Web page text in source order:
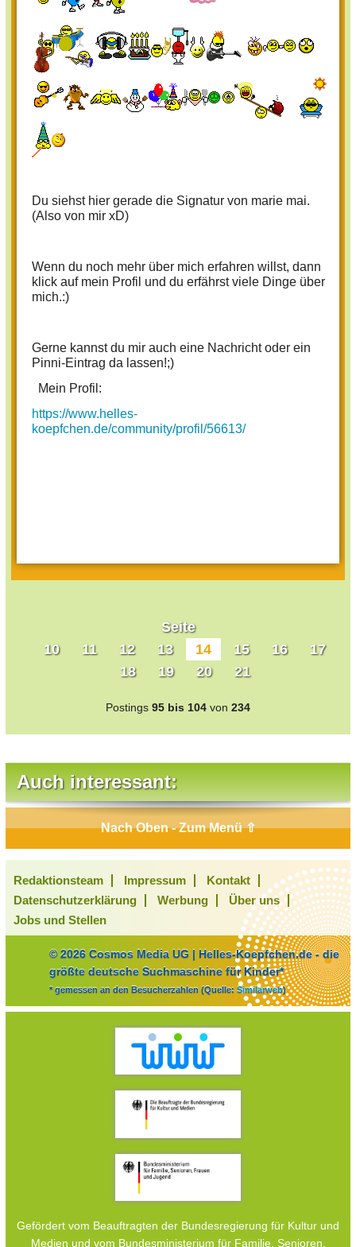
Du siehst hier gerade die Signatur von marie mai.
(Also von mir xD)
Wenn du noch mehr über mich erfahren willst, dann
klick auf mein Profil und du erfährst viele Dinge über
mich.:)
Gerne kannst du mir auch eine Nachricht oder ein
Pinni-Eintrag da lassen!;)
Mein Profil:
https://www.helles-
koepfchen.de/community/profil/56613/
Seite
10
11 12 13 14 15 16
17
18
19 20 21
Postings 95 bis 104 von 234
Auch interessant:
Nach Oben - Zum Menü ⇧
Redaktionsteam Impressum
Kontakt
Datenschutzerklärung
Werbung
Über uns
Jobs und Stellen
© 2026 Cosmos Media UG | Helles-Koepfchen.de - die
größte deutsche Suchmaschine für Kinder*
* gemessen an den Besucherzahlen (Quelle: Similarweb)
Gefördert vom Beauftragten der Bundesregierung für Kultur und
Medien und vom Bundesministerium für Familie, Senioren,